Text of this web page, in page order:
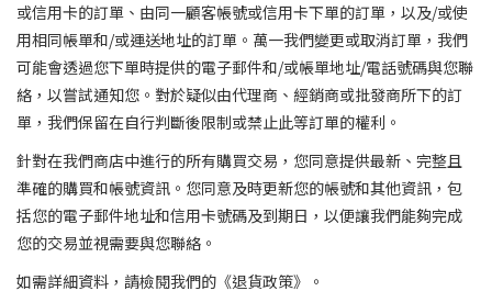
或信用卡的訂單、由同一顧客帳號或信用卡下單的訂單，以及/或使
用相同帳單和/或運送地址的訂單。萬一我們變更或取消訂單，我們
可能會透過您下單時提供的電子郵件和/或帳單地址/電話號碼與您聯
絡，以嘗試通知您。對於疑似由代理商、經銷商或批發商所下的訂
單，我們保留在自行判斷後限制或禁止此等訂單的權利。
針對在我們商店中進行的所有購買交易，您同意提供最新、完整且
準確的購買和帳號資訊。您同意及時更新您的帳號和其他資訊，包
括您的電子郵件地址和信用卡號碼及到期日，以便讓我們能夠完成
您的交易並視需要與您聯絡。
如需詳細資料，請檢閱我們的《退貨政策》。